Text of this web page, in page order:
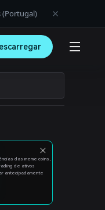
(Portugal)
das meme coins,
de ativos
antecipadamente